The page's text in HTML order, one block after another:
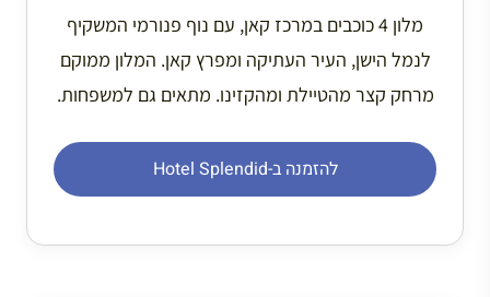
מלון 4 כוכבים במרכז קאן, עם נוף פנורמי המשקיף
לנמל הישן, העיר העתיקה ומפרץ קאן. המלון ממוקם
מרחק קצר מהטיילת ומהקזינו. מתאים גם למשפחות.
להזמנה ב-Hotel Splendid